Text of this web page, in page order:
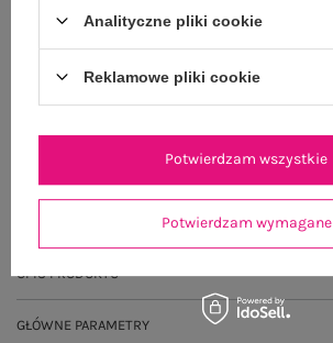
Do darmowej dostawy brakuje
OPIS PRODUKTU
GŁÓWNE PARAMETRY
Analityczne pliki cookie
Reklamowe pliki cookie
Potwierdzam wymagane
Potwierdzam wszystkie